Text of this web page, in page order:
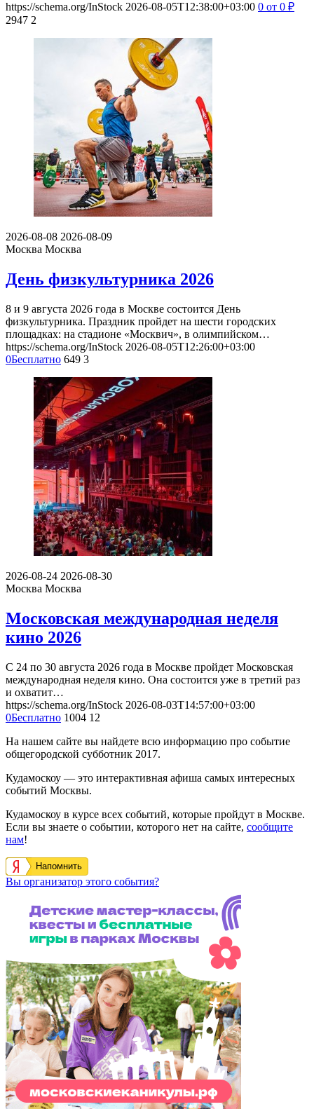
https://schema.org/InStock 2026-08-05T12:38:00+03:00 0 от 0 ₽
2947 2
2026-08-08 2026-08-09
Москва Москва
День физкультурника 2026
8 и 9 августа 2026 года в Москве состоится День
физкультурника. Праздник пройдет на шести городских
площадках: на стадионе «Москвич», в олимпийском…
https://schema.org/InStock 2026-08-05T12:26:00+03:00
0Бесплатно 649 3
2026-08-24 2026-08-30
Москва Москва
Московская международная неделя
кино 2026
С 24 по 30 августа 2026 года в Москве пройдет Московская
международная неделя кино. Она состоится уже в третий раз
и охватит…
https://schema.org/InStock 2026-08-03T14:57:00+03:00
0Бесплатно 1004 12
На нашем сайте вы найдете всю информацию про событие
общегородской субботник 2017.
Кудамоскоу — это интерактивная афиша самых интересных
событий Москвы.
Кудамоскоу в курсе всех событий, которые пройдут в Москве.
Если вы знаете о событии, которого нет на сайте, сообщите
нам!
Напомнить
Вы организатор этого события?